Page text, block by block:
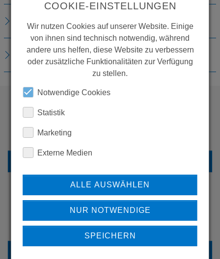
BESCHREIBUNG
DOWNLOADS
PRODUKTE SEHEN?
ERFAHREN SIE MEHR ÜBER
UNSERE REFERENZEN
COOKIE-EINSTELLUNGEN
Wir nutzen Cookies auf unserer Website. Einige
von ihnen sind technisch notwendig, während
andere uns helfen, diese Website zu verbessern
oder zusätzliche Funktionalitäten zur Verfügung
zu stellen.
Notwendige Cookies
Statistik
Marketing
Externe Medien
ALLE AUSWÄHLEN
NUR NOTWENDIGE
SPEICHERN